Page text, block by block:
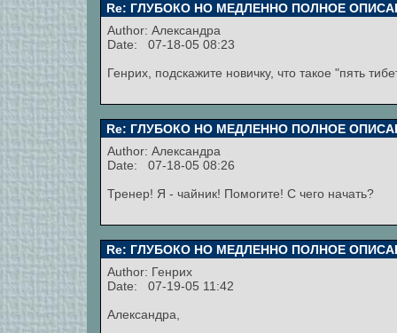
Re: ГЛУБОКО НО МЕДЛЕННО ПОЛНОЕ
Author: Александра
Date: 07-18-05 08:23
Генрих, подскажите новичку, что такое "пять
Re: ГЛУБОКО НО МЕДЛЕННО ПОЛНОЕ
Author: Александра
Date: 07-18-05 08:26
Тренер! Я - чайник! Помогите! С чего начать?
Re: ГЛУБОКО НО МЕДЛЕННО ПОЛНОЕ
Author: Генрих
Date: 07-19-05 11:42
Александра,